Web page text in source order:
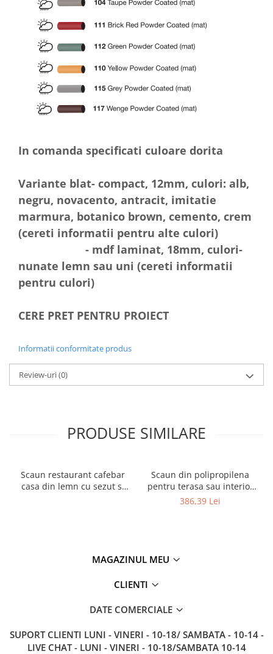
In comanda specificati culoare dorita
Variante blat- compact, 12mm, culori: alb,
negru, novacento, antracit, imitatie
marmura, botanico brown, cemento, crem
(cereti informatii pentru alte culori)
- mdf laminat, 18mm, culori-
nunate lemn sau uni (cereti informatii
pentru culori)
CERE PRET PENTRU PROIECT
Informatii conformitate produs
Review-uri(0)
PRODUSE SIMILARE
Scaun restaurant cafebar
casa din lemn cu sezut si
Scaun din polipropilena
pentru terasa sau interior
JOY
386,39 Lei
MAGAZINUL MEU
CLIENTI
DATE COMERCIALE
SUPORT CLIENTI LUNI - VINERI - 10-18/ SAMBATA - 10-14 -
LIVE CHAT - LUNI - VINERI - 10-18/SAMBATA 10-14